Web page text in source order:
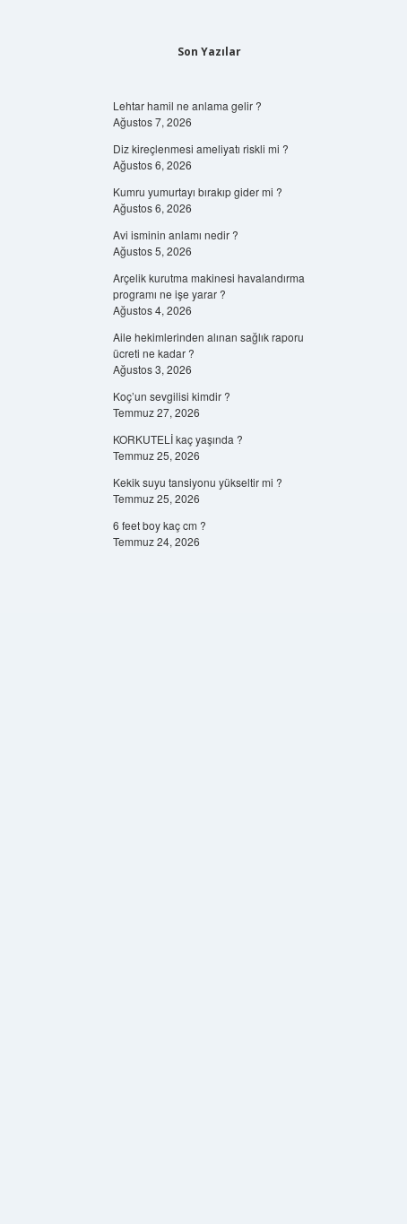
Son Yazılar
Lehtar hamil ne anlama gelir ?
Ağustos 7, 2026
Diz kireçlenmesi ameliyatı riskli mi ?
Ağustos 6, 2026
Kumru yumurtayı bırakıp gider mi ?
Ağustos 6, 2026
Avi isminin anlamı nedir ?
Ağustos 5, 2026
Arçelik kurutma makinesi havalandırma
programı ne işe yarar ?
Ağustos 4, 2026
Aile hekimlerinden alınan sağlık raporu
ücreti ne kadar ?
Ağustos 3, 2026
Koç’un sevgilisi kimdir ?
Temmuz 27, 2026
KORKUTELİ kaç yaşında ?
Temmuz 25, 2026
Kekik suyu tansiyonu yükseltir mi ?
Temmuz 25, 2026
6 feet boy kaç cm ?
Temmuz 24, 2026